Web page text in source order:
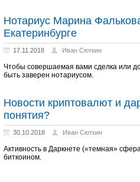
Нотариус Марина
Екатеринбурге
17.11.2018 Иван Сюткин
Чтобы совершаемая вами сделка или
быть заверен нотариусом.
Новости криптовалют и
понятия?
30.10.2018 Иван Сюткин
Активность в Даркнете («темная»
биткоином.